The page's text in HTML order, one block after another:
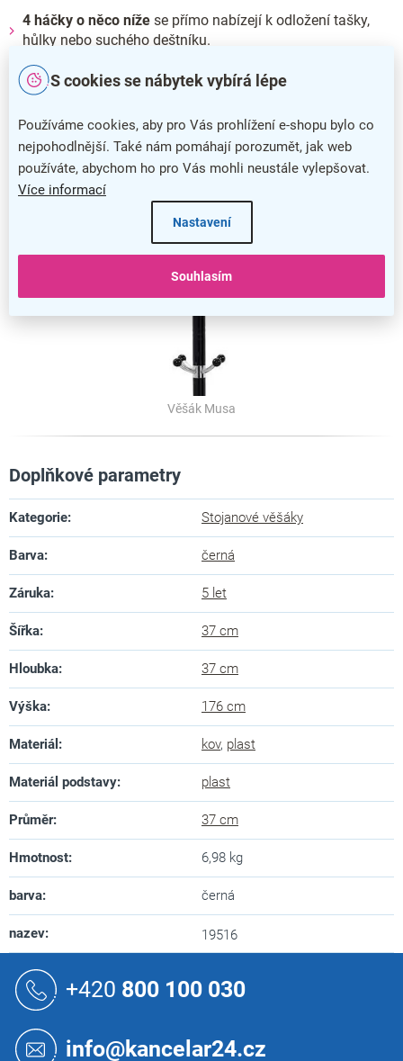
S cookies se nábytek vybírá lépe
Používáme cookies, aby pro Vás prohlížení e-shopu bylo co
nejpohodlnější. Také nám pomáhají porozumět, jak web
používáte, abychom ho pro Vás mohli neustále vylepšovat.
Více informací
Nastavení
Souhlasím
4 háčky o něco níže se přímo nabízejí k odložení tašky,
hůlky nebo suchého deštníku.
Každý háček je opatřený kuličkou, která vaše věci ochrání
před opotřebením.
Věšák Musa
Doplňkové parametry
Kategorie: Stojanové věšáky
Barva: černá
Záruka: 5 let
Šířka: 37 cm
Hloubka: 37 cm
Výška: 176 cm
Materiál : kov, plast
Materiál podstavy: plast
Průměr: 37 cm
Hmotnost: 6,98 kg
barva: černá
nazev: 19516
+420 800 100 030
info@kancelar24.cz